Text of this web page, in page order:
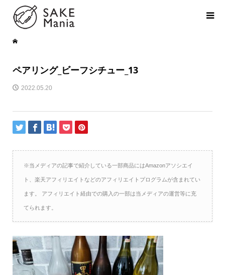
ペアリング_ビーフシチュー_13
2022.05.20
※当メディアの記事で紹介している一部商品にはAmazonアソシエイ
ト、楽天アフィリエイトなどのアフィリエイトプログラムが含まれてい
ます。 アフィリエイト経由での購入の一部は当メディアの運営等に充
てられます。